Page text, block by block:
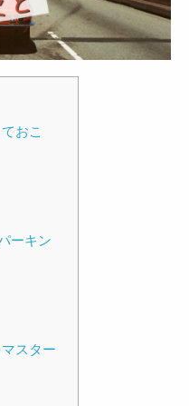
おこ
ーキン
スター